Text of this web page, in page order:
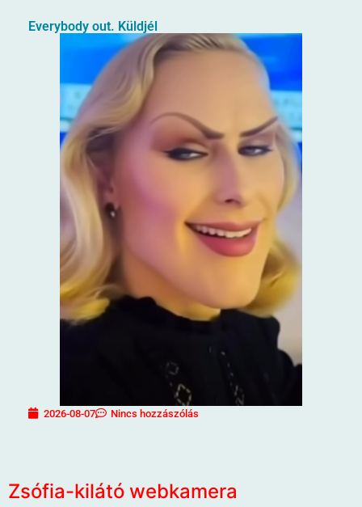
Everybody out. Küldjél
2026-08-07 Nincs hozzászólás
Zsófia-kilátó webkamera